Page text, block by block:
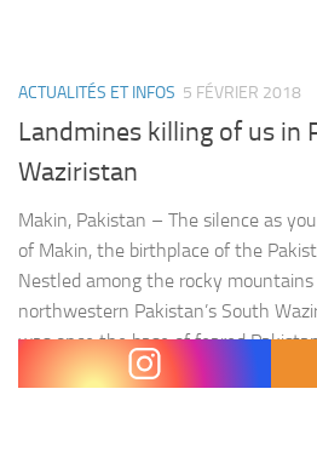
ACTUALITÉS ET INFOS 5 FÉVRIER 2018
Landmines killing of us in
Waziristan
Makin, Pakistan – The silence as
of Makin, the birthplace of the
Nestled among the rocky
northwestern Pakistan’s South
was once the base of feared
Mehsud. Today, save for a few